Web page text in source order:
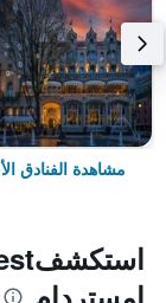
مشاهدة الفنادق